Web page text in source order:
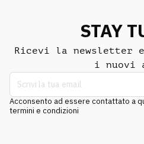
STAY
Ricevi la newsletter
i nuovi
Acconsento ad essere contattato a
termini e condizioni